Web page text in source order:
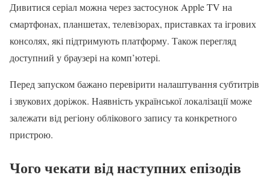
Дивитися серіал можна через застосунок Apple TV на
смартфонах, планшетах, телевізорах, приставках та ігрових
консолях, які підтримують платформу. Також перегляд
доступний у браузері на комп’ютері.
Перед запуском бажано перевірити налаштування субтитрів
і звукових доріжок. Наявність української локалізації може
залежати від регіону облікового запису та конкретного
пристрою.
Чого чекати від наступних епізодів